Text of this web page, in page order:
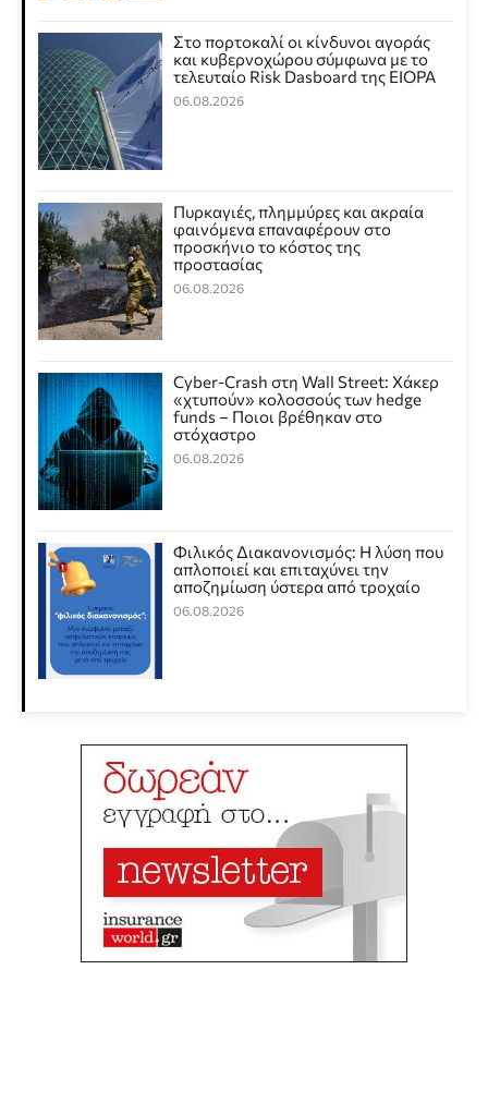
Στο πορτοκαλί οι κίνδυνοι αγοράς
και κυβερνοχώρου σύμφωνα με το
τελευταίο Risk Dasboard της EIOPA
06.08.2026
Πυρκαγιές, πλημμύρες και ακραία
φαινόμενα επαναφέρουν στο
προσκήνιο το κόστος της
προστασίας
06.08.2026
Cyber-Crash στη Wall Street: Χάκερ
«χτυπούν» κολοσσούς των hedge
funds – Ποιοι βρέθηκαν στο
στόχαστρο
06.08.2026
Φιλικός Διακανονισμός: Η λύση που
απλοποιεί και επιταχύνει την
αποζημίωση ύστερα από τροχαίο
06.08.2026